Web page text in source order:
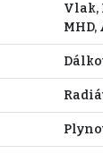
Vlak,
MHD,